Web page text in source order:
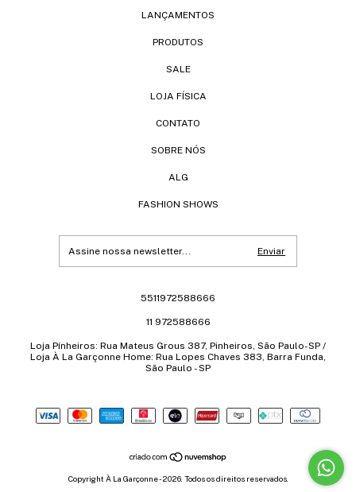
LANÇAMENTOS
PRODUTOS
SALE
LOJA FÍSICA
CONTATO
SOBRE NÓS
ALG
FASHION SHOWS
5511972588666
11 972588666
Loja Pínheiros: Rua Mateus Grous 387, Pinheiros, São Paulo-SP /
Loja À La Garçonne Home: Rua Lopes Chaves 383, Barra Funda,
São Paulo - SP
Copyright À La Garçonne - 2026. Todos os direitos reservados.